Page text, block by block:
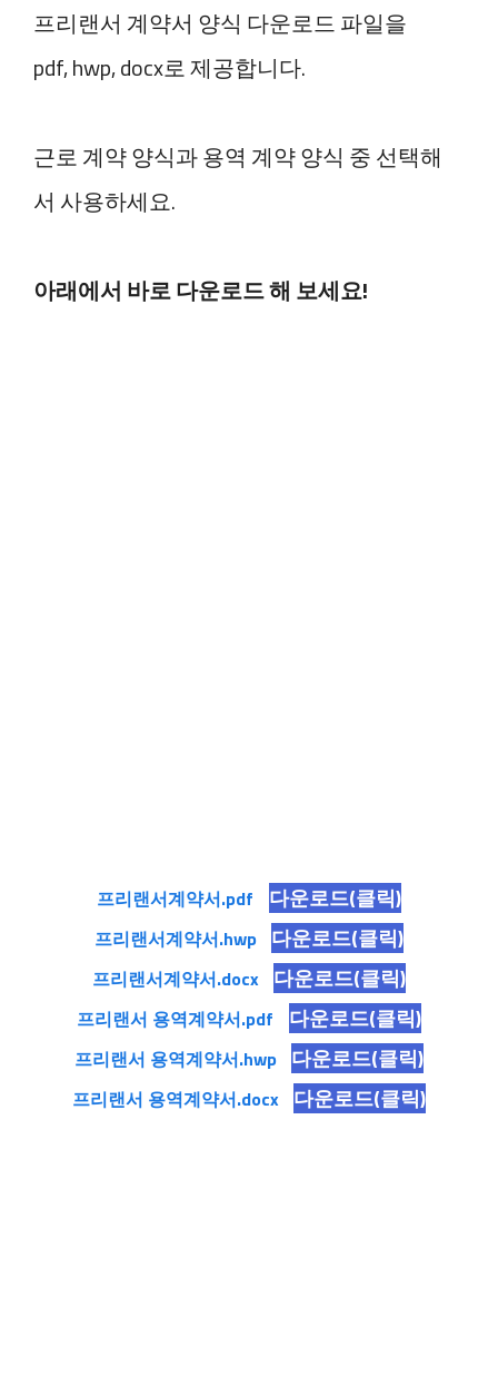
프리랜서 계약서 양식 다운로드 파일을
pdf, hwp, docx로 제공합니다.
근로 계약 양식과 용역 계약 양식 중 선택해
서 사용하세요.
아래에서 바로 다운로드 해 보세요!
프리랜서계약서.pdf 다운로드(클릭)
프리랜서계약서.hwp 다운로드(클릭)
프리랜서계약서.docx 다운로드(클릭)
프리랜서 용역계약서.pdf 다운로드(클릭)
프리랜서 용역계약서.hwp 다운로드(클릭)
프리랜서 용역계약서.docx 다운로드(클릭)